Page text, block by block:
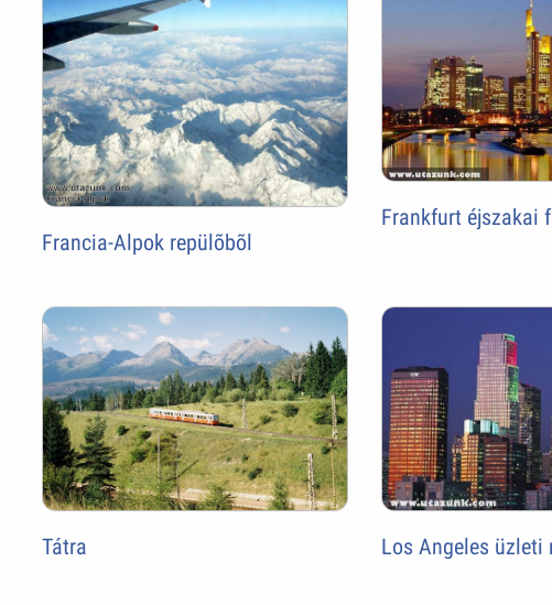
Francia-Alpok repülõbõl
Frankfurt éjszakai
Tátra Los Angeles üzleti